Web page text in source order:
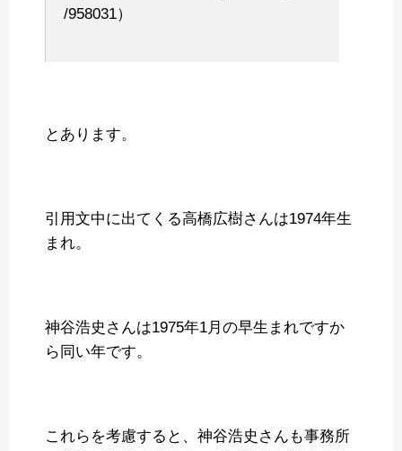
/958031）
とあります。
引用文中に出てくる高橋広樹さんは1974年生
まれ。
神谷浩史さんは1975年1月の早生まれですか
ら同い年です。
これらを考慮すると、神谷浩史さんも事務所